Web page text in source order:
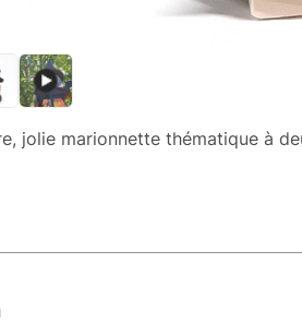
jolie marionnette thématique à